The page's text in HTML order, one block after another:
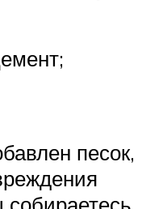
песок,